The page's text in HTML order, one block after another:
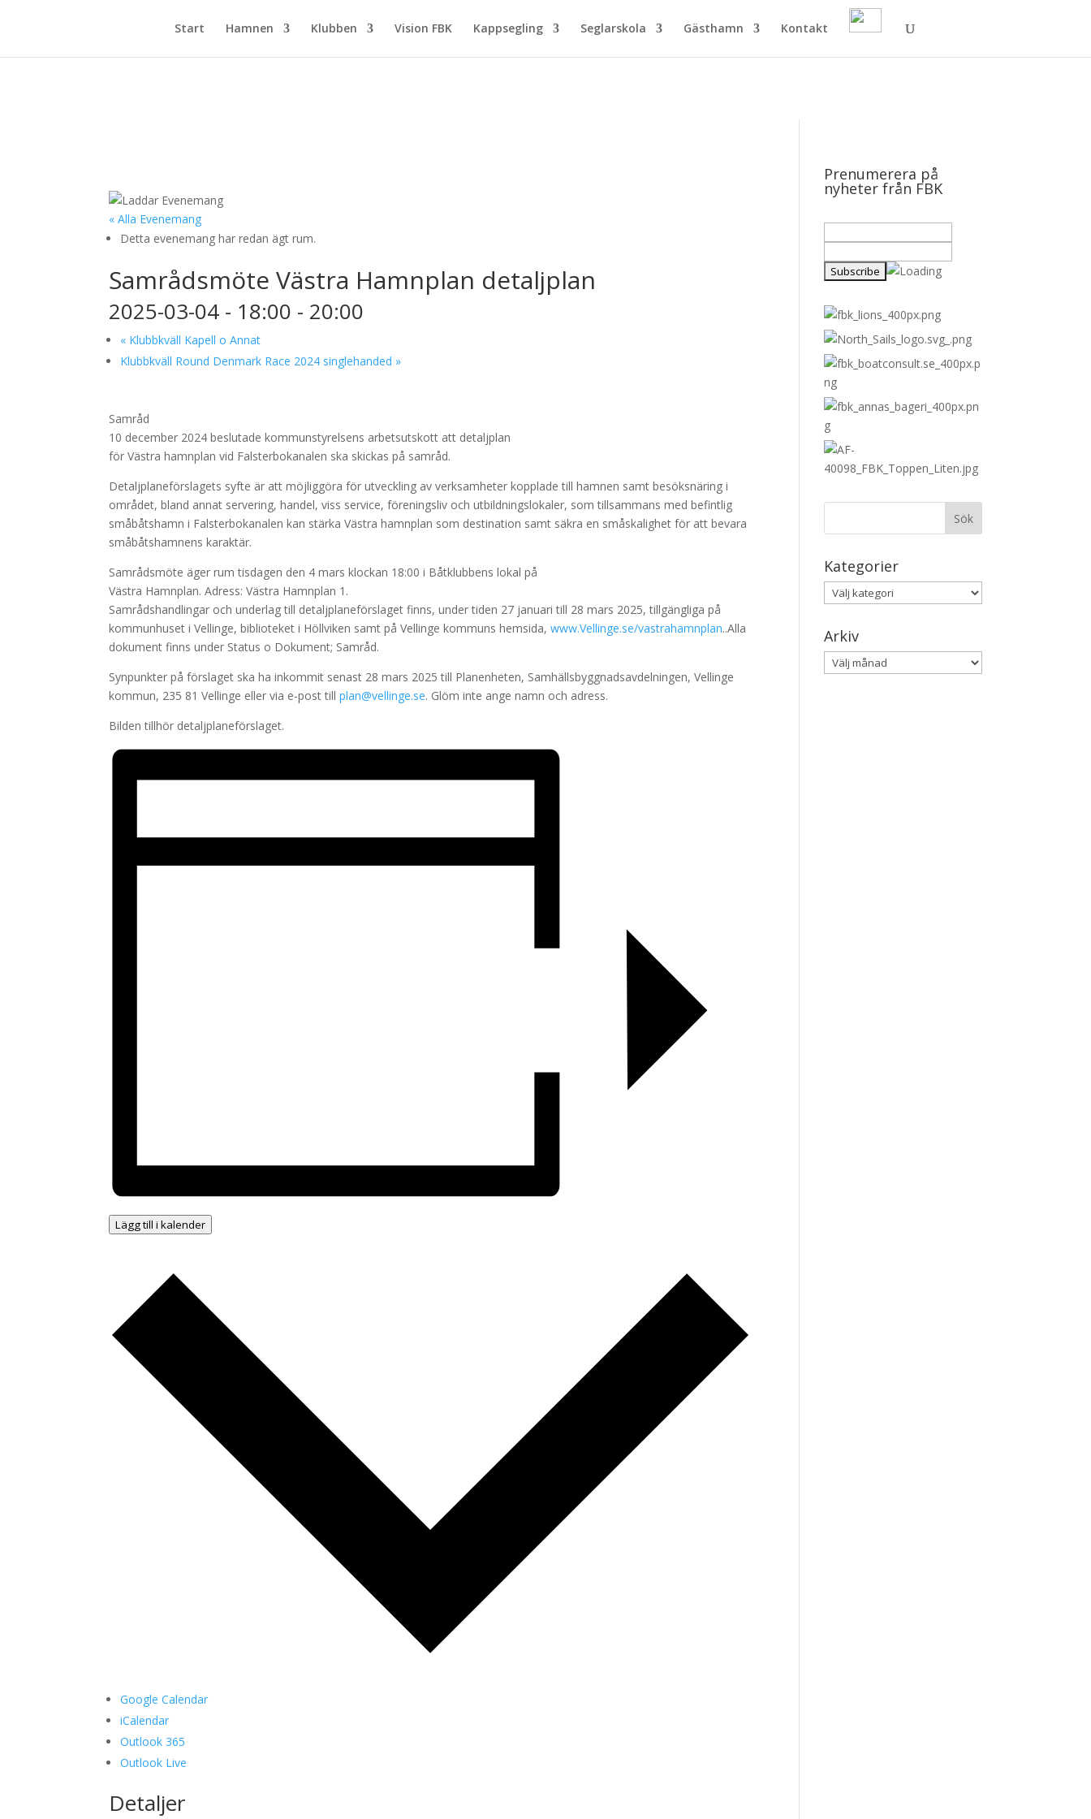
Start Hamnen Klubben Vision FBK Kappsegling Seglarskola Gästhamn Kontakt
« Alla Evenemang
Detta evenemang har redan ägt rum.
Samrådsmöte Västra Hamnplan detaljplan
2025-03-04 - 18:00 - 20:00
« Klubbkväll Kapell o Annat
Klubbkväll Round Denmark Race 2024 singlehanded »
Samråd
10 december 2024 beslutade kommunstyrelsens arbetsutskott att detaljplan
för Västra hamnplan vid Falsterbokanalen ska skickas på samråd.
Detaljplaneförslagets syfte är att möjliggöra för utveckling av verksamheter kopplade till hamnen samt besöksnäring i
området, bland annat servering, handel, viss service, föreningsliv och utbildningslokaler, som tillsammans med befintlig
småbåtshamn i Falsterbokanalen kan stärka Västra hamnplan som destination samt säkra en småskalighet för att bevara
småbåtshamnens karaktär.
Samrådsmöte äger rum tisdagen den 4 mars klockan 18:00 i Båtklubbens lokal på
Västra Hamnplan. Adress: Västra Hamnplan 1.
Samrådshandlingar och underlag till detaljplaneförslaget finns, under tiden 27 januari till 28 mars 2025, tillgängliga på
kommunhuset i Vellinge, biblioteket i Höllviken samt på Vellinge kommuns hemsida,www.Vellinge.se/vastrahamnplan..Alla
dokument finns under Status o Dokument; Samråd.
Synpunkter på förslaget ska ha inkommit senast 28 mars 2025 till Planenheten, Samhällsbyggnadsavdelningen, Vellinge
kommun, 235 81 Vellinge eller via e-post tillplan@vellinge.se. Glöm inte ange namn och adress.
Bilden tillhör detaljplaneförslaget.
Lägg till i kalender
Google Calendar
iCalendar
Outlook 365
Outlook Live
Detaljer
Prenumerera på
nyheter från FBK
Kategorier
Kategorier
Arkiv
Arkiv